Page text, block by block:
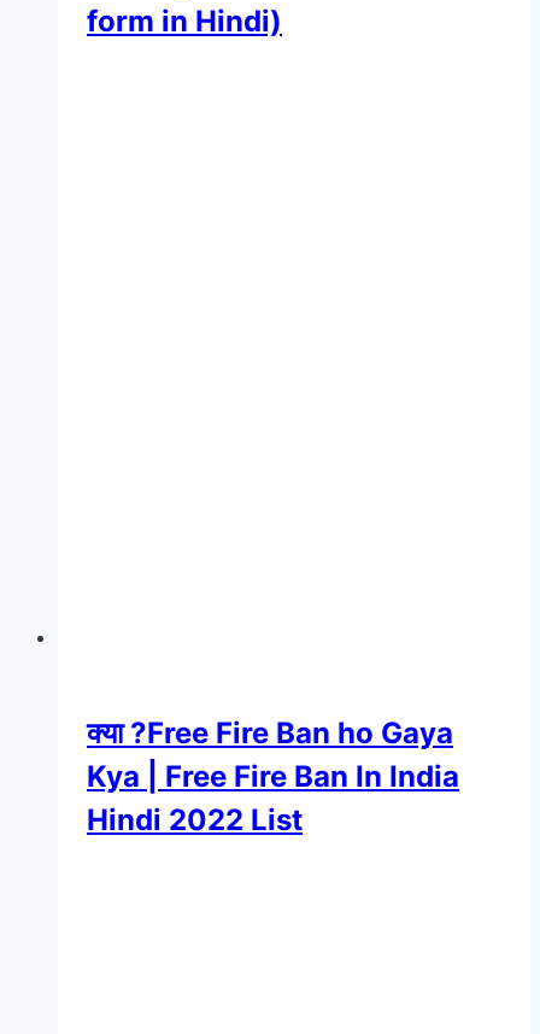
form in Hindi)
क्या ?Free Fire Ban ho Gaya
Kya | Free Fire Ban In India
Hindi 2022 List